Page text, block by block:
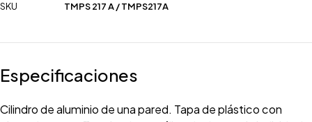
SKU TMPS 217 A / TMPS217A
Especificaciones
Cilindro de aluminio de una pared. Tapa de plástico con